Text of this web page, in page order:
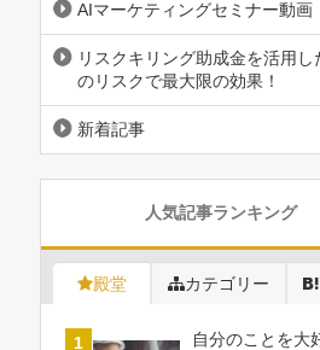
AIマーケティングセミナー動画
リスクキリング助成金を活用し
のリスクで最大限の効果！
新着記事
人気記事ランキング
殿堂 カテゴリー
自分のことを大